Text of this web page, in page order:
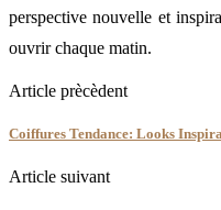
perspective nouvelle et
ouvrir chaque matin.
Article prècèdent
Coiffures Tendance: Looks
Article suivant